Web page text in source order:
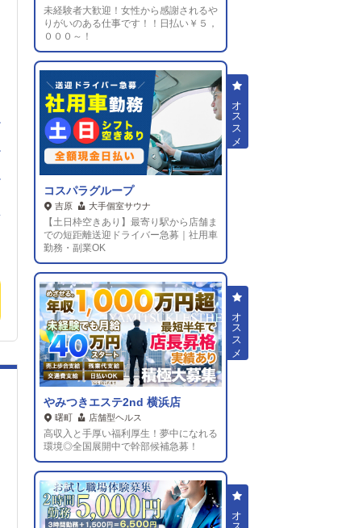
未経験者大歓迎！女性から感謝されるや
りがいのある仕事です！！日払い￥５，
０００～！
コスパラグループ
吉原 大手個室サウナ
【土日枠空きあり】最寄り駅から店舗ま
での短距離送迎ドライバー急募｜社用車
勤務・副業OK
やみつきエステ2nd 横浜店
曙町 店舗型ヘルス
高収入と手厚い福利厚生！夢中になれる
環境◎全国展開中で幹部候補急募！